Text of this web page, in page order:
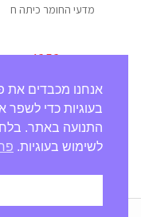
מדעי החומר כיתה ח
₪46.56
אנחנו מכבדים את
בעוגיות כדי לשפר
התנועה באתר.
לשימוש בעוגיות.